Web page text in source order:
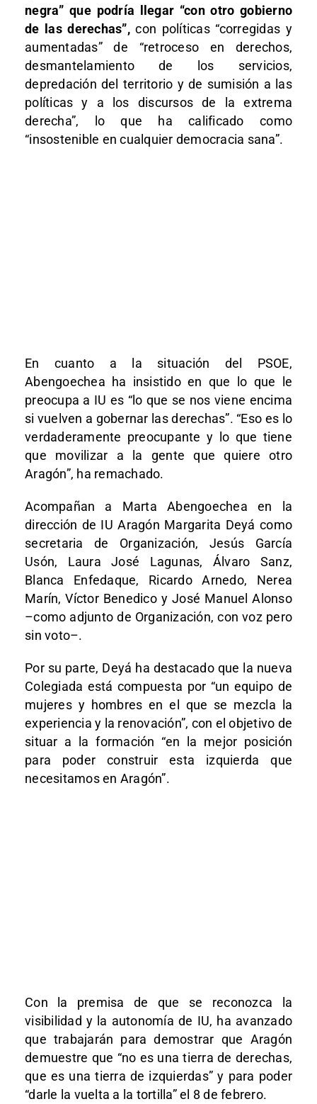
negra” que podría llegar “con otro gobierno
de las derechas”,con políticas “corregidas y
aumentadas” de “retroceso en derechos,
desmantelamiento de los servicios,
depredación del territorio y de sumisión a las
políticas y a los discursos de la extrema
derecha”, lo que ha calificado como
“insostenible en cualquier democracia sana”.
En cuanto a la situación del PSOE,
Abengoechea ha insistido en que lo que le
preocupa a IU es “lo que se nos viene encima
si vuelven a gobernar las derechas”. “Eso es lo
verdaderamente preocupante y lo que tiene
que movilizar a la gente que quiere otro
Aragón”, ha remachado.
Acompañan a Marta Abengoechea en la
dirección de IU Aragón Margarita Deyá como
secretaria de Organización, Jesús García
Usón, Laura José Lagunas, Álvaro Sanz,
Blanca Enfedaque, Ricardo Arnedo, Nerea
Marín, Víctor Benedico y José Manuel Alonso
–como adjunto de Organización, con voz pero
sin voto–.
Por su parte, Deyá ha destacado que la nueva
Colegiada está compuesta por “un equipo de
mujeres y hombres en el que se mezcla la
experiencia y la renovación”, con el objetivo de
situar a la formación “en la mejor posición
para poder construir esta izquierda que
necesitamos en Aragón”.
Con la premisa de que se reconozca la
visibilidad y la autonomía de IU, ha avanzado
que trabajarán para demostrar que Aragón
demuestre que “no es una tierra de derechas,
que es una tierra de izquierdas” y para poder
“darle la vuelta a la tortilla” el 8 de febrero.